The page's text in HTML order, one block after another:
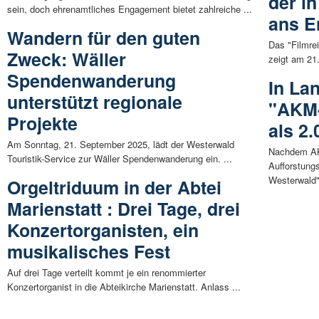
sein, doch ehrenamtliches Engagement bietet zahlreiche ...
Wandern für den guten
Zweck: Wäller
Spendenwanderung
unterstützt regionale
Projekte
Am Sonntag, 21. September 2025, lädt der Westerwald
Touristik-Service zur Wäller Spendenwanderung ein. ...
Orgeltriduum in der Abtei
Marienstatt : Drei Tage, drei
Konzertorganisten, ein
musikalisches Fest
Auf drei Tage verteilt kommt je ein renommierter
Konzertorganist in die Abteikirche Marienstatt. Anlass ...
ans
Das
zeigt am
In
als
Nachdem